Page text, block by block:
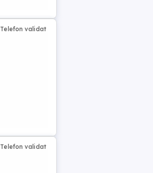
Telefon validat
Telefon validat